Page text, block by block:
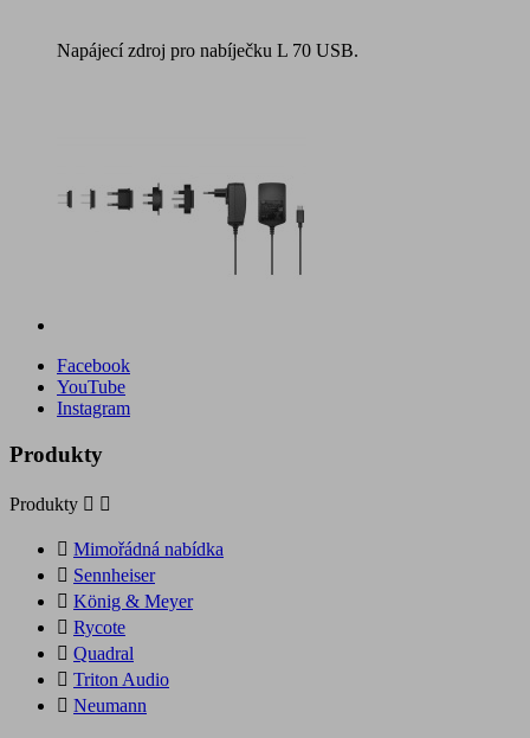
Napájecí zdroj pro nabíječku L 70 USB.
Facebook
YouTube
Instagram
Produkty
Produkty  
 Mimořádná nabídka
 Sennheiser
 König & Meyer
 Rycote
 Quadral
 Triton Audio
 Neumann